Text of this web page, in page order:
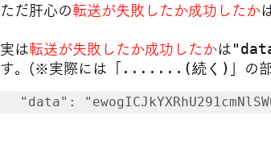
ただ肝心の転送が失敗したか成功したか
実は転送が失敗したか成功したかは
す。(※実際には「 .......(続く) 」の
"data" :